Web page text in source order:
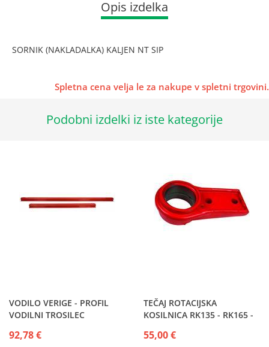
Opis izdelka
SORNIK (NAKLADALKA) KALJEN NT SIP
Spletna cena velja le za nakupe v spletni trgovini.
Podobni izdelki iz iste kategorije
VODILO VERIGE - PROFIL
VODILNI TROSILEC
92,78 €
TEČAJ ROTACIJSKA
KOSILNICA RK135 - RK165 -
- 185
55,00 €